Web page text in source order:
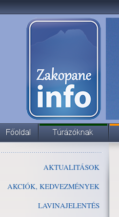
AKTUALITÁSOK
AKCIÓK, KEDVEZMÉNYEK
LAVINAJELENTÉS